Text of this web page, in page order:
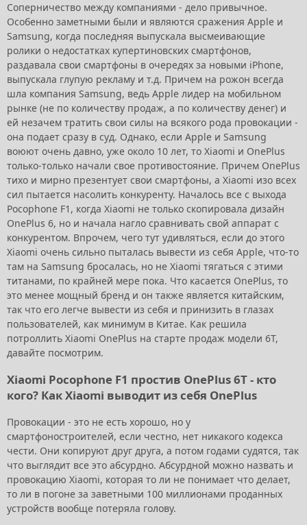
Соперничество между компаниями - дело привычное.
Особенно заметными были и являются сражения Apple и
Samsung, когда последняя выпускала высмеивающие
ролики о недостатках купертиновских смартфонов,
раздавала свои смартфоны в очередях за новыми iPhone,
выпускала глупую рекламу и т.д. Причем на рожон всегда
шла компания Samsung, ведь Apple лидер на мобильном
рынке (не по количеству продаж, а по количеству денег) и
ей незачем тратить свои силы на всякого рода провокации -
она подает сразу в суд. Однако, если Apple и Samsung
воюют очень давно, уже около 10 лет, то Xiaomi и OnePlus
только-только начали свое противостояние. Причем OnePlus
тихо и мирно презентует свои смартфоны, а Xiaomi изо всех
сил пытается насолить конкуренту. Началось все с выхода
Pocophone F1, когда Xiaomi не только скопировала дизайн
OnePlus 6, но и начала нагло сравнивать свой аппарат с
конкурентом. Впрочем, чего тут удивляться, если до этого
Xiaomi очень сильно пыталась вывести из себя Apple, что-то
там на Samsung бросалась, но не Xiaomi тягаться с этими
титанами, по крайней мере пока. Что касается OnePlus, то
это менее мощный бренд и он также является китайским,
так что его легче вывести из себя и принизить в глазах
пользователей, как минимум в Китае. Как решила
потроллить Xiaomi OnePlus на старте продаж модели 6T,
давайте посмотрим.
Xiaomi Pocophone F1 простив OnePlus 6T - кто
кого? Как Xiaomi выводит из себя OnePlus
Провокации - это не есть хорошо, но у
смартфоностроителей, если честно, нет никакого кодекса
чести. Они копируют друг друга, а потом годами судятся, так
что выглядит все это абсурдно. Абсурдной можно назвать и
провокацию Xiaomi, которая то ли не понимает что делает,
то ли в погоне за заветными 100 миллионами проданных
устройств вообще потеряла голову.